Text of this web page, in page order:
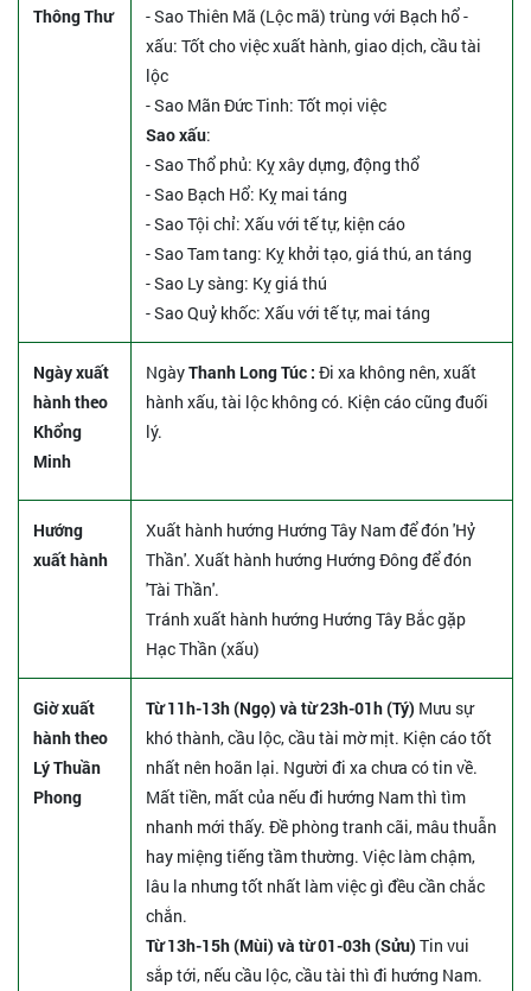
Thông Thư
- Sao Thiên Mã (Lộc mã) trùng với Bạch hổ -
xấu: Tốt cho việc xuất hành, giao dịch, cầu tài
lộc
- Sao Mãn Đức Tinh: Tốt mọi việc
Sao xấu:
- Sao Thổ phủ: Kỵ xây dựng, động thổ
- Sao Bạch Hổ: Kỵ mai táng
- Sao Tội chỉ: Xấu với tế tự, kiện cáo
- Sao Tam tang: Kỵ khởi tạo, giá thú, an táng
- Sao Ly sàng: Kỵ giá thú
- Sao Quỷ khốc: Xấu với tế tự, mai táng
Ngày xuất
hành theo
Khổng
Minh
NgàyThanh Long Túc : Đi xa không nên, xuất
hành xấu, tài lộc không có. Kiện cáo cũng đuối
lý.
Hướng
xuất hành
Xuất hành hướng Hướng Tây Nam để đón 'Hỷ
Thần'. Xuất hành hướng Hướng Đông để đón
'Tài Thần'.
Tránh xuất hành hướng Hướng Tây Bắc gặp
Hạc Thần (xấu)
Giờ xuất
hành theo
Lý Thuần
Phong
Từ 11h-13h (Ngọ) và từ 23h-01h (Tý) Mưu sự
khó thành, cầu lộc, cầu tài mờ mịt. Kiện cáo tốt
nhất nên hoãn lại. Người đi xa chưa có tin về.
Mất tiền, mất của nếu đi hướng Nam thì tìm
nhanh mới thấy. Đề phòng tranh cãi, mâu thuẫn
hay miệng tiếng tầm thường. Việc làm chậm,
lâu la nhưng tốt nhất làm việc gì đều cần chắc
chắn.
Từ 13h-15h (Mùi) và từ 01-03h (Sửu) Tin vui
sắp tới, nếu cầu lộc, cầu tài thì đi hướng Nam.